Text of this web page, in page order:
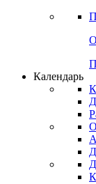
Календарь